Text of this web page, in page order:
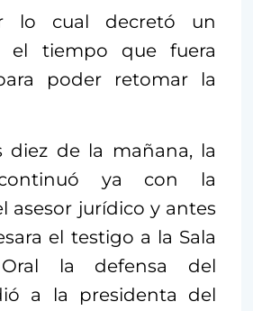
lo cual decretó un
el tiempo que fuera
poder retomar la
diez de la mañana, la
ya con la
asesor jurídico y antes
el testigo a la Sala
la defensa del
a la presidenta del